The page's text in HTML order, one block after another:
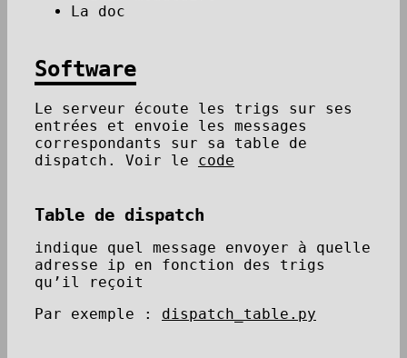
La doc
Software
Le serveur écoute les trigs sur ses
entrées et envoie les messages
correspondants sur sa table de
dispatch. Voir le code
Table de dispatch
indique quel message envoyer à quelle
adresse ip en fonction des trigs
qu’il reçoit
Par exemple : dispatch_table.py